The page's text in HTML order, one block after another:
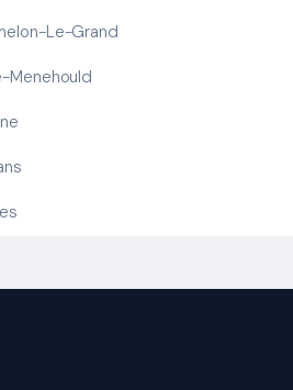
Le-Grand
Menehould